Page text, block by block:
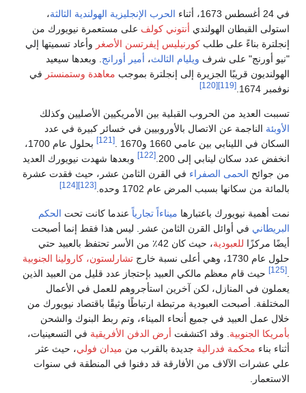
الهولندية الثالثة،
على مستعمرة نيويورك من
الأصغر وأعاد تسميتها إلي
أمير أورانج. وبعدها سيعيد
بموجبمعاهدة وستمنستر في
الأمريكيين الأصليين وكذلك
في خسائر كبيرة في عدد
بحلول عام 1700،
وبعدها شهدت نيويورك العديد
الثامن عشر، حيث فقدت عشرة
عندما كانت تحت الحكم
ليس هذا فقط إنما أصبحت
حيث كان 42٪ من الأسر تحتفظ بالعبيد حتي
تشارلستون، كارولينا الجنوبية
عدد قليل من العبيد الذين
للعمل في الأعمال
وثيقًا باقتصاد نيويورك من
وتم ربط البنوك والشحن
الأفريقيةفي التسعينيات،
من ميدان فولي ، حيث عثر
دفنوا في المنطقة في سنوات